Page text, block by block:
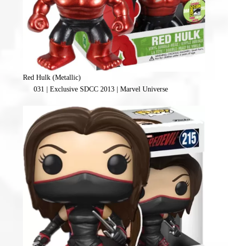
Red Hulk (Metallic)
031 | Exclusive SDCC 2013 | Marvel Universe